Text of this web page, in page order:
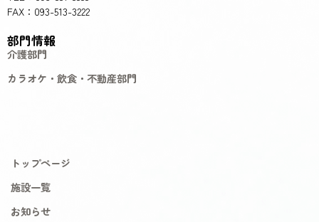
FAX：093-513-3222
部門情報
介護部門
カラオケ・飲食・不動産部門
トップページ
施設一覧
お知らせ